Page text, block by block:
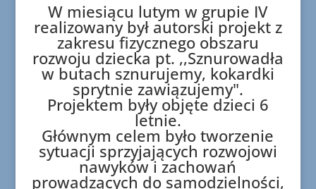
W miesiącu lutym w grupie IV
realizowany był autorski projekt z
zakresu fizycznego obszaru
rozwoju dziecka pt. ,,Sznurowadła
w butach sznurujemy, kokardki
sprytnie zawiązujemy".
Projektem były objęte dzieci 6
letnie.
Głównym celem było tworzenie
sytuacji sprzyjających rozwojowi
nawyków i zachowań
prowadzących do samodzielności,